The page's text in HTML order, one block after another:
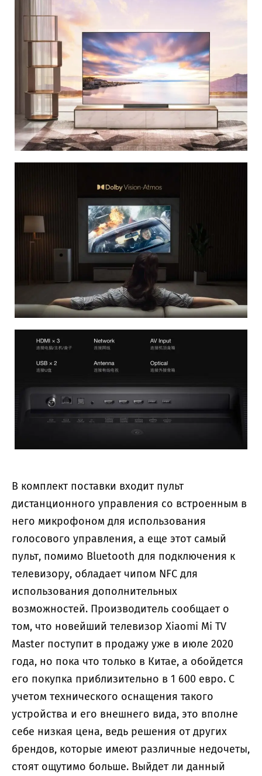
В комплект поставки входит пульт
дистанционного управления со встроенным в
него микрофоном для использования
голосового управления, а еще этот самый
пульт, помимо Bluetooth для подключения к
телевизору, обладает чипом NFC для
использования дополнительных
возможностей. Производитель сообщает о
том, что новейший телевизор Xiaomi Mi TV
Master поступит в продажу уже в июле 2020
года, но пока что только в Китае, а обойдется
его покупка приблизительно в 1 600 евро. С
учетом технического оснащения такого
устройства и его внешнего вида, это вполне
себе низкая цена, ведь решения от других
брендов, которые имеют различные недочеты,
стоят ощутимо больше. Выйдет ли данный